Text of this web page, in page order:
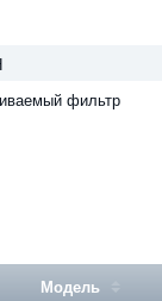
фильтр
Модель